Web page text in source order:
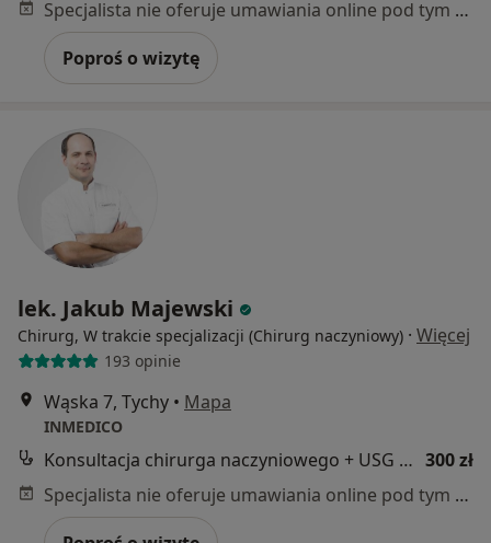
Specjalista nie oferuje umawiania online pod tym adresem.
Poproś o wizytę
lek. Jakub Majewski
Chirurg, W trakcie specjalizacji (Chirurg naczyniowy) · Więcej
193 opinie
Wąska 7, Tychy • Mapa
INMEDICO
Konsultacja chirurga naczyniowego + USG Doppler 300 zł
Specjalista nie oferuje umawiania online pod tym adresem.